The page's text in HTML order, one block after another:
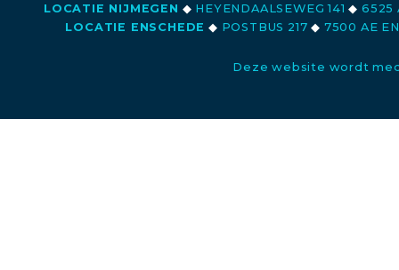
LOCATIE NIJMEGEN ◆ HEYENDAALSEWEG 141◆ 6525
LOCATIE ENSCHEDE ◆ POSTBUS 217◆ 7500 AE
Deze website wordt